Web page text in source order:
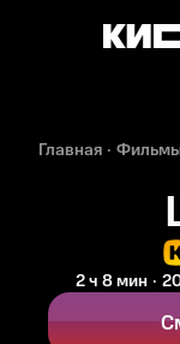
Главная
2 ч 8 мин